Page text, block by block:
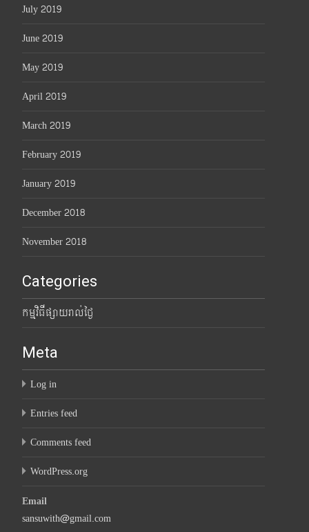
July 2019
June 2019
May 2019
April 2019
March 2019
February 2019
January 2019
December 2018
November 2018
Categories
កម្មវិធីផ្សាយរាល់ថ្ងៃ
Meta
Log in
Entries feed
Comments feed
WordPress.org
Email
sansuwith@gmail.com